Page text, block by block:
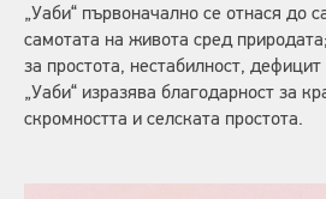
„Уаби“ първоначално се отнася до
самотата на живота сред
за простота, нестабилност,
„Уаби“ изразява благодарност за
скромността и селската простота.